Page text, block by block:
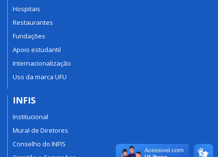
Hospitais
Restaurantes
Fundações
Apoio estudantil
Internacionalização
Uso da marca UFU
INFIS
Institucional
Mural de Diretores
Conselho do INFIS